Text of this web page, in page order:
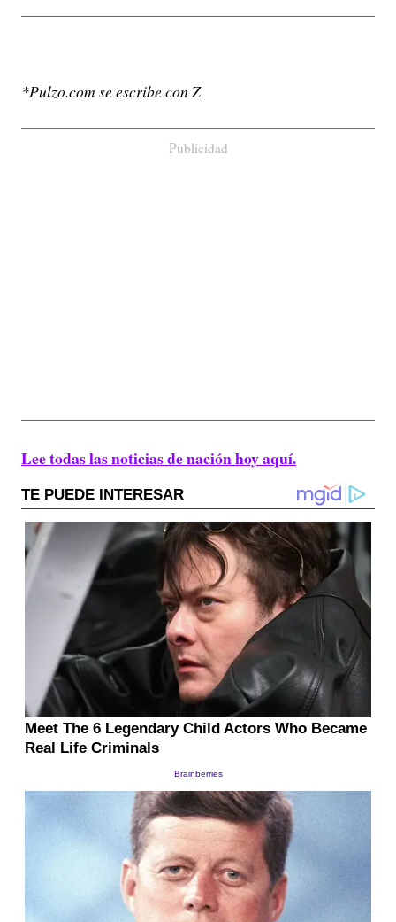
*Pulzo.com se escribe con Z
Publicidad
Lee todas las noticias de nación hoy aquí.